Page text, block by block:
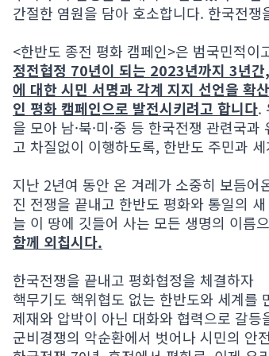
간절한 염원을 담아 호소합니다. 한국전
<한반도 종전 평화 캠페인>은 범국민적이
정전협정 70년이 되는 2023년까지 3년
에 대한 시민 서명과 각계 지지 선언을 확
인 평화 캠페인으로 발전시키려고 합니다.
을 모아 남·북·미·중 등 한국전쟁 관련국
고 차질없이 이행하도록, 한반도 주민과
지난 2년여 동안 온 겨레가 소중히 보듬어
진 전쟁을 끝내고 한반도 평화와 통일의
늘 이 땅에 깃들어 사는 모든 생명의 이름
함께 외칩시다.
한국전쟁을 끝내고 평화협정을 체결하자
핵무기도 핵위협도 없는 한반도와 세계를
제재와 압박이 아닌 대화와 협력으로 갈등
군비경쟁의 악순환에서 벗어나 시민의 안